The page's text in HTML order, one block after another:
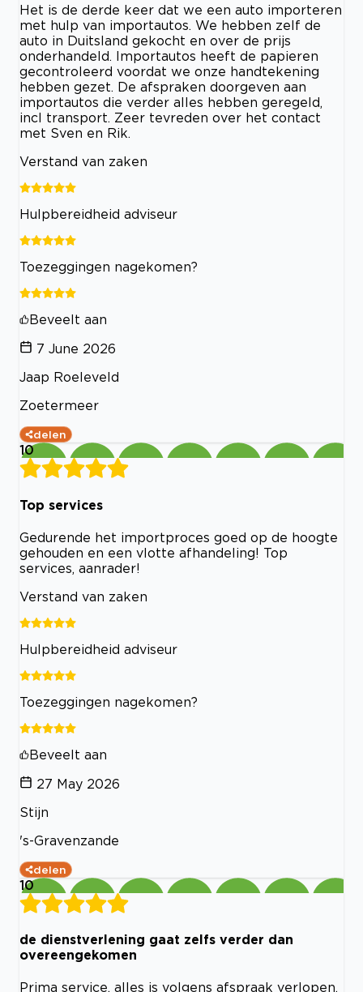
Het is de derde keer dat we een auto importeren
met hulp van importautos. We hebben zelf de
auto in Duitsland gekocht en over de prijs
onderhandeld. Importautos heeft de papieren
gecontroleerd voordat we onze handtekening
hebben gezet. De afspraken doorgeven aan
importautos die verder alles hebben geregeld,
incl transport. Zeer tevreden over het contact
met Sven en Rik.
Verstand van zaken
Hulpbereidheid adviseur
Toezeggingen nagekomen?
Beveelt aan
7 June 2026
Jaap Roeleveld
Zoetermeer
delen
10
Top services
Gedurende het importproces goed op de hoogte
gehouden en een vlotte afhandeling! Top
services, aanrader!
Verstand van zaken
Hulpbereidheid adviseur
Toezeggingen nagekomen?
Beveelt aan
27 May 2026
Stijn
's-Gravenzande
delen
10
de dienstverlening gaat zelfs verder dan
overeengekomen
Prima service, alles is volgens afspraak verlopen.